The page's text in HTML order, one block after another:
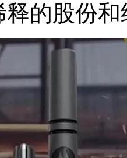
释的股份